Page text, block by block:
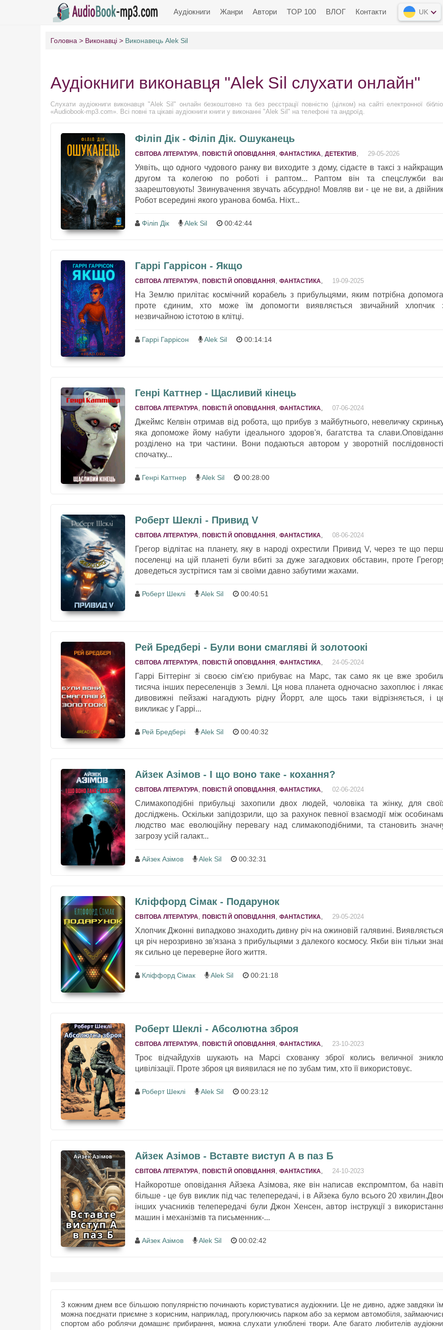
Аудіокниги Жанри Автори TOP 100 ВЛОГ Контакти UK
Головна Виконавці Виконавець Alek Sil
Аудіокниги виконавця "Alek Sil слухати онлайн"
Слухати аудіокниги виконавця "Alek Sil" онлайн безкоштовно та без реєстрації повністю (цілком) на сайті електронної
«Audiobook-mp3.com». Всі повні та цікаві аудіокниги книги у виконанні "Alek Sil" на телефоні та андроїд.
Філіп Дік - Філіп Дік. Ошуканець
СВІТОВА ЛІТЕРАТУРА ПОВІСТІ Й ОПОВІДАННЯ ФАНТАСТИКА ДЕТЕКТИВ 29-05-2026
Уявіть, що одного чудового ранку ви виходите з дому, сідаєте в таксі з
другом та колегою по роботі і раптом... Раптом він та спецслужби
заарештовують! Звинувачення звучать абсурдно! Мовляв ви - це не ви, а
Робот всередині якого уранова бомба. Ніхт...
Філіп Дік Alek Sil 00:42:44
Гаррі Гаррісон - Якщо
СВІТОВА ЛІТЕРАТУРА ПОВІСТІ Й ОПОВІДАННЯ ФАНТАСТИКА 19-09-2025
На Землю прилітає космічний корабель з прибульцями, яким потрібна
проте єдиним, хто може їм допомогти виявляється звичайний хлопчик
незвичайною істотою в клітці.
Гаррі Гаррісон Alek Sil 00:14:14
Генрі Каттнер - Щасливий кінець
СВІТОВА ЛІТЕРАТУРА ПОВІСТІ Й ОПОВІДАННЯ ФАНТАСТИКА 07-06-2024
Джеймс Келвін отримав від робота, що прибув з майбутнього, невеличку
яка допоможе йому набути ідеального здоров'я, багатства та
розділено на три частини. Вони подаються автором у зворотній
спочатку...
Генрі Каттнер Alek Sil 00:28:00
Роберт Шеклі - Привид V
СВІТОВА ЛІТЕРАТУРА ПОВІСТІ Й ОПОВІДАННЯ ФАНТАСТИКА 08-06-2024
Грегор відлітає на планету, яку в народі охрестили Привид V, через те що
поселенці на цій планеті були вбиті за дуже загадкових обставин, проте
доведеться зустрітися там зі своїми давно забутими жахами.
Роберт Шеклі Alek Sil 00:40:51
Рей Бредбері - Були вони смагляві й золотоокі
СВІТОВА ЛІТЕРАТУРА ПОВІСТІ Й ОПОВІДАННЯ ФАНТАСТИКА 24-05-2024
Гаррі Біттерінг зі своєю сім'єю прибуває на Марс, так само як це вже
тисяча інших переселенців з Землі. Ця нова планета одночасно захоплює і
дивовижні пейзажі нагадують рідну Йоррт, але щось таки відрізняється, і
викликає у Гаррі...
Рей Бредбері Alek Sil 00:40:32
Айзек Азімов - І що воно таке - кохання?
СВІТОВА ЛІТЕРАТУРА ПОВІСТІ Й ОПОВІДАННЯ ФАНТАСТИКА 02-06-2024
Слимакоподібні прибульці захопили двох людей, чоловіка та жінку, для
досліджень. Оскільки запідозрили, що за рахунок певної взаємодії між
людство має еволюційну перевагу над слимакоподібними, та становить
загрозу усій галакт...
Айзек Азімов Alek Sil 00:32:31
Кліффорд Сімак - Подарунок
СВІТОВА ЛІТЕРАТУРА ПОВІСТІ Й ОПОВІДАННЯ ФАНТАСТИКА 29-05-2024
Хлопчик Джонні випадково знаходить дивну річ на ожиновій галявині.
ця річ нерозривно зв'язана з прибульцями з далекого космосу. Якби він тільки
як сильно це переверне його життя.
Кліффорд Сімак Alek Sil 00:21:18
Роберт Шеклі - Абсолютна зброя
СВІТОВА ЛІТЕРАТУРА ПОВІСТІ Й ОПОВІДАННЯ ФАНТАСТИКА 23-10-2023
Троє відчайдухів шукають на Марсі схованку зброї колись величної
цивілізації. Проте зброя ця виявилася не по зубам тим, хто її використовує.
Роберт Шеклі Alek Sil 00:23:12
Айзек Азімов - Вставте виступ А в паз Б
СВІТОВА ЛІТЕРАТУРА ПОВІСТІ Й ОПОВІДАННЯ ФАНТАСТИКА 24-10-2023
Найкоротше оповідання Айзека Азімова, яке він написав експромптом, ба
більше - це був виклик під час телепередачі, і в Айзека було всього 20
інших учасників телепередачі були Джон Хенсен, автор інструкції з
машин і механізмів та письменник-...
Айзек Азімов Alek Sil 00:02:42
З кожним днем все більшою популярністю починають користуватися аудіокниги. Це не дивно, адже завдяки
можна поєднати приємне з корисним, наприклад, прогулюючись парком або за кермом автомобіля,
спортом або роблячи домашнє прибирання, можна слухати улюблені твори. Але багато любителів